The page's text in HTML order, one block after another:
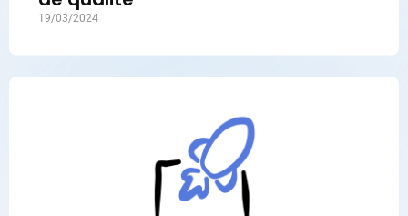
19/03/2024